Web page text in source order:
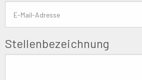
Stellenbezeichnung